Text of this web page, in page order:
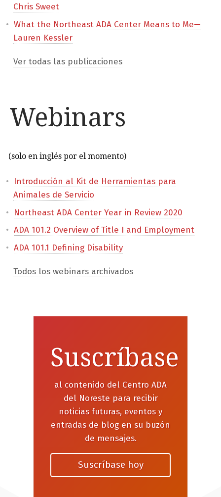
Chris Sweet
What the Northeast ADA Center Means to Me—
Lauren Kessler
Ver todas las publicaciones
Webinars
(solo en inglés por el momento)
Introducción al Kit de Herramientas para
Animales de Servicio
Northeast ADA Center Year in Review 2020
ADA 101.2 Overview of Title I and Employment
ADA 101.1 Defining Disability
Todos los webinars archivados
Suscríbase
al contenido del Centro ADA
del Noreste para recibir
noticias futuras, eventos y
entradas de blog en su buzón
de mensajes.
Suscríbase hoy